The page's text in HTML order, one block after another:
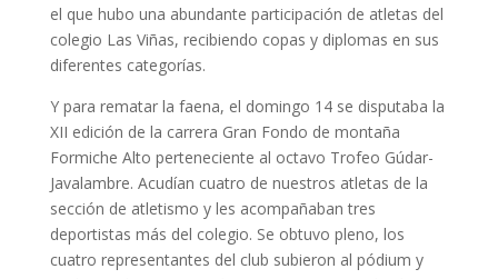
el que hubo una abundante participación de atletas del
colegio Las Viñas, recibiendo copas y diplomas en sus
diferentes categorías.
Y para rematar la faena, el domingo 14 se disputaba la
XII edición de la carrera Gran Fondo de montaña
Formiche Alto perteneciente al octavo Trofeo Gúdar-
Javalambre. Acudían cuatro de nuestros atletas de la
sección de atletismo y les acompañaban tres
deportistas más del colegio. Se obtuvo pleno, los
cuatro representantes del club subieron al pódium y